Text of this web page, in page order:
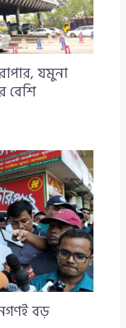
যমুনা
বড়